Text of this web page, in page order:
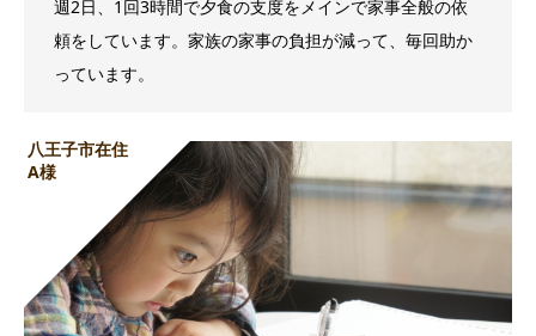
週2日、1回3時間で夕食の支度をメインで家事全般の依
頼をしています。家族の家事の負担が減って、毎回助か
っています。
八王子市在住
A様